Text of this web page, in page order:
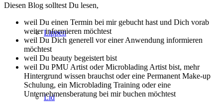
Lippen
Lid
Diesen Blog solltest Du lesen,
weil Du einen Termin bei mir gebucht hast und Dich vorab
weiter informieren möchtest
weil Du Dich generell vor einer Anwendung informieren
möchtest
weil Du beauty begeistert bist
weil Du PMU Artist oder Microblading Artist bist, mehr
Hintergrund wissen brauchst oder eine Permanent Make-up
Schulung, ein Microblading Training oder eine
Unternehmensberatung bei mir buchen möchtest